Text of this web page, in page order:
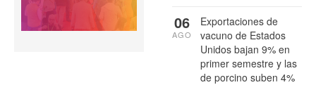
Exportaciones de
vacuno de Estados
Unidos bajan 9% en
primer semestre y las
de porcino suben 4%
06
AGO